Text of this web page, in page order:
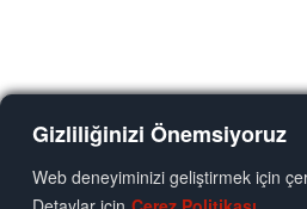
Gizliliğinizi Önemsiyoruz
Web deneyiminizi geliştirmek için